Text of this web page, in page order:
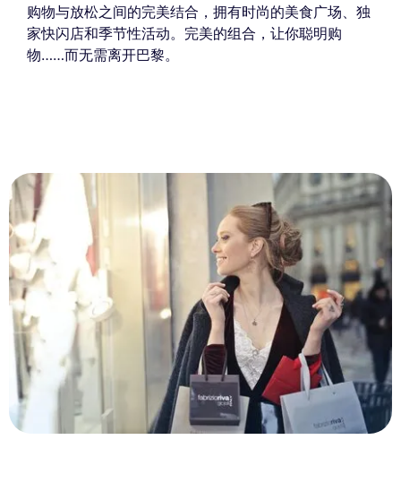
购物与放松之间的完美结合，拥有时尚的美食广场、独
家快闪店和季节性活动。完美的组合，让你聪明购
物……而无需离开巴黎。